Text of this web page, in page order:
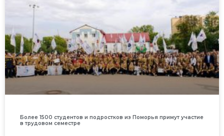
Более 1500 студентов и подростков из Поморья примут участие
в трудовом семестре